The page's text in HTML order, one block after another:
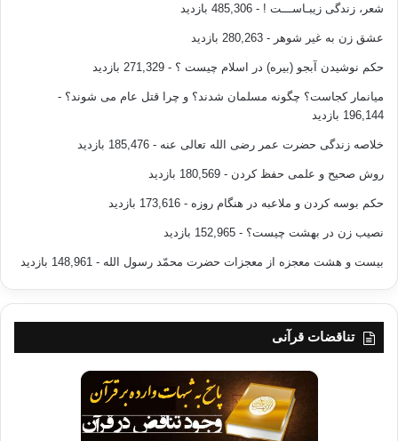
شعر، زندگی زیبـاســـت ! - 485,306 بازدید
عشق زن به غیر شوهر - 280,263 بازدید
حکم نوشیدن آبجو (بیره) در اسلام چیست ؟ - 271,329 بازدید
میانمار کجاست؟ چگونه مسلمان شدند؟ و چرا قتل عام می شوند؟ -
196,144 بازدید
خلاصه زندگی حضرت عمر رضی الله تعالی عنه - 185,476 بازدید
روش صحیح و علمی حفظ کردن - 180,569 بازدید
حکم بوسه کردن و ملاعبه در هنگام روزه - 173,616 بازدید
نصیب زن در بهشت چیست؟ - 152,965 بازدید
بیست و هشت معجزه از معجزات حضرت محمّد رسول الله - 148,961 بازدید
تناقضات قرآنی